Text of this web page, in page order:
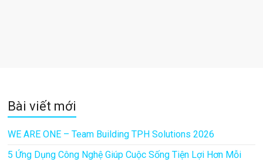
Bài viết mới
WE ARE ONE – Team Building TPH Solutions 2026
5 Ứng Dụng Công Nghệ Giúp Cuộc Sống Tiện Lợi Hơn Mỗi